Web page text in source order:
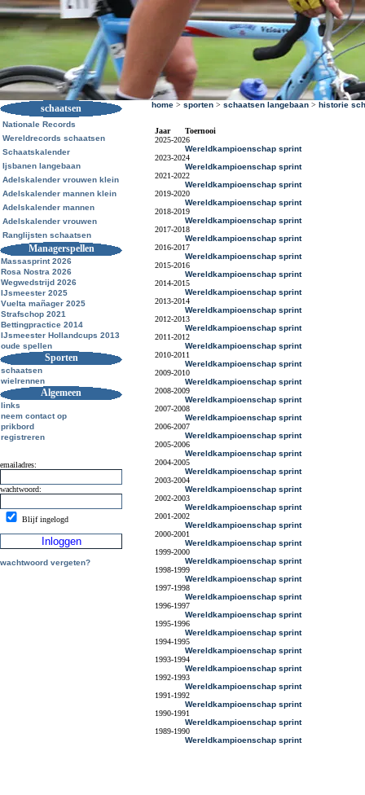
schaatsen
Nationale Records
Wereldrecords schaatsen
Schaatskalender
Ijsbanen langebaan
Adelskalender vrouwen klein
Adelskalender mannen klein
Adelskalender mannen
Adelskalender vrouwen
Ranglijsten schaatsen
Managerspellen
Massasprint 2026
Rosa Nostra 2026
Wegwedstrijd 2026
IJsmeester 2025
Vuelta mañager 2025
Strafschop 2021
Bettingpractice 2014
IJsmeester Hollandcups 2013
oude spellen
Sporten
schaatsen
wielrennen
Algemeen
links
neem contact op
prikbord
registreren
emailadres:
wachtwoord:
Blijf ingelogd
wachtwoord vergeten?
home > sporten > schaatsen langebaan > historie
Jaar
Toernooi
2025-2026
Wereldkampioenschap sprint
2023-2024
Wereldkampioenschap sprint
2021-2022
Wereldkampioenschap sprint
2019-2020
Wereldkampioenschap sprint
2018-2019
Wereldkampioenschap sprint
2017-2018
Wereldkampioenschap sprint
2016-2017
Wereldkampioenschap sprint
2015-2016
Wereldkampioenschap sprint
2014-2015
Wereldkampioenschap sprint
2013-2014
Wereldkampioenschap sprint
2012-2013
Wereldkampioenschap sprint
2011-2012
Wereldkampioenschap sprint
2010-2011
Wereldkampioenschap sprint
2009-2010
Wereldkampioenschap sprint
2008-2009
Wereldkampioenschap sprint
2007-2008
Wereldkampioenschap sprint
2006-2007
Wereldkampioenschap sprint
2005-2006
Wereldkampioenschap sprint
2004-2005
Wereldkampioenschap sprint
2003-2004
Wereldkampioenschap sprint
2002-2003
Wereldkampioenschap sprint
2001-2002
Wereldkampioenschap sprint
2000-2001
Wereldkampioenschap sprint
1999-2000
Wereldkampioenschap sprint
1998-1999
Wereldkampioenschap sprint
1997-1998
Wereldkampioenschap sprint
1996-1997
Wereldkampioenschap sprint
1995-1996
Wereldkampioenschap sprint
1994-1995
Wereldkampioenschap sprint
1993-1994
Wereldkampioenschap sprint
1992-1993
Wereldkampioenschap sprint
1991-1992
Wereldkampioenschap sprint
1990-1991
Wereldkampioenschap sprint
1989-1990
Wereldkampioenschap sprint